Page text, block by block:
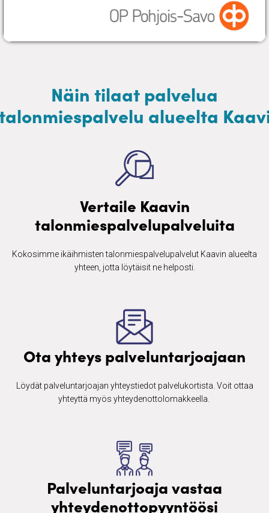
Näin tilaat palvelua
alueelta
Vertaile Kaavin
talonmiespalvelupalveluita
Kokosimme ikäihmisten ​talonmiespalvelupalvelut Kaavin alueelta
yhteen, jotta löytäisit ne helposti.
Ota yhteys palveluntarjoajaan
Löydät palveluntarjoajan yhteystiedot palvelukortista. Voit ottaa
yhteyttä myös yhteydenottolomakkeella. ​
Palveluntarjoaja vastaa
yhteydenottopyyntöösi